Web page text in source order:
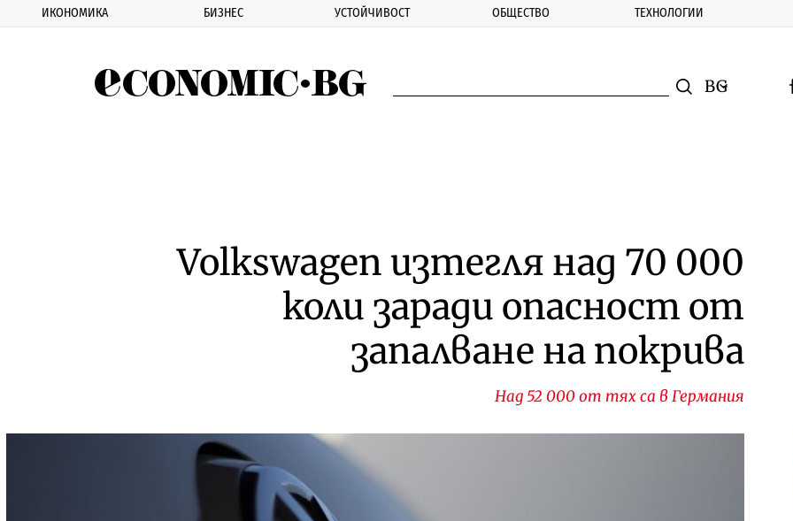
ИКОНОМИКА БИЗНЕС УСТОЙЧИВОСТ ОБЩЕСТВО ТЕХНОЛОГИИ
Смяна на
Volkswagen изтегля над 70 000
коли заради опасност от
запалване на покрива
Над 52 000 от тях са в Германия